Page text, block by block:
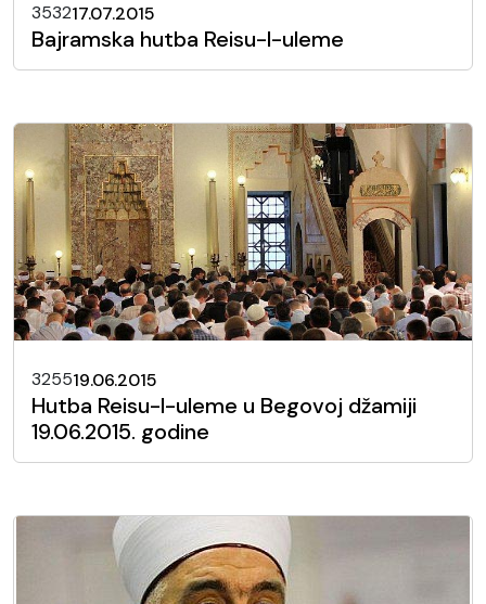
353217.07.2015
Bajramska hutba Reisu-l-uleme
325519.06.2015
Hutba Reisu-l-uleme u Begovoj džamiji
19.06.2015. godine